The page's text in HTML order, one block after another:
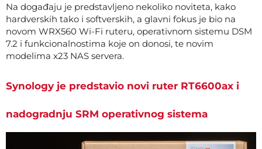
Na događaju je predstavljeno nekoliko noviteta, kako
hardverskih tako i softverskih, a glavni fokus je bio na
novom WRX560 Wi-Fi ruteru, operativnom sistemu DSM
7.2 i funkcionalnostima koje on donosi, te novim
modelima x23 NAS servera.
Synology je predstavio novi ruter RT6600ax i
nadogradnju SRM operativnog sistema